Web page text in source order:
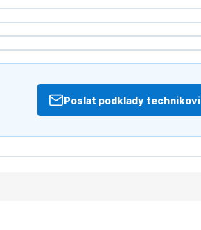
Poslat podklady technikovi